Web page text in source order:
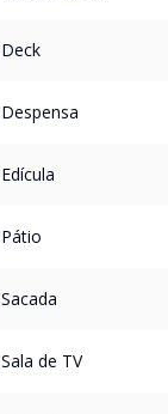
Deck
Despensa
Edícula
Pátio
Sacada
Sala de TV